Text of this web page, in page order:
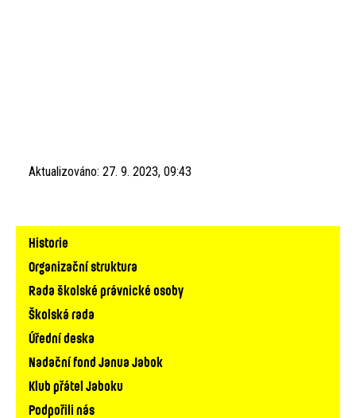
Aktualizováno: 27. 9. 2023, 09:43
Hlavní
navigace
Historie
Organizační struktura
Rada školské právnické osoby
Školská rada
Úřední deska
Nadační fond Janua Jabok
Klub přátel Jaboku
Podpořili nás